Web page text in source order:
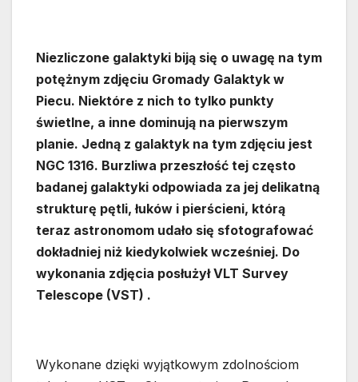
Niezliczone galaktyki biją się o uwagę na tym
potężnym zdjęciu Gromady Galaktyk w
Piecu. Niektóre z nich to tylko punkty
świetlne, a inne dominują na pierwszym
planie. Jedną z galaktyk na tym zdjęciu jest
NGC 1316. Burzliwa przeszłość tej często
badanej galaktyki odpowiada za jej delikatną
strukturę pętli, łuków i pierścieni, którą
teraz astronomom udało się sfotografować
dokładniej niż kiedykolwiek wcześniej. Do
wykonania zdjęcia posłużył VLT Survey
Telescope (VST) .
Wykonane dzięki wyjątkowym zdolnościom